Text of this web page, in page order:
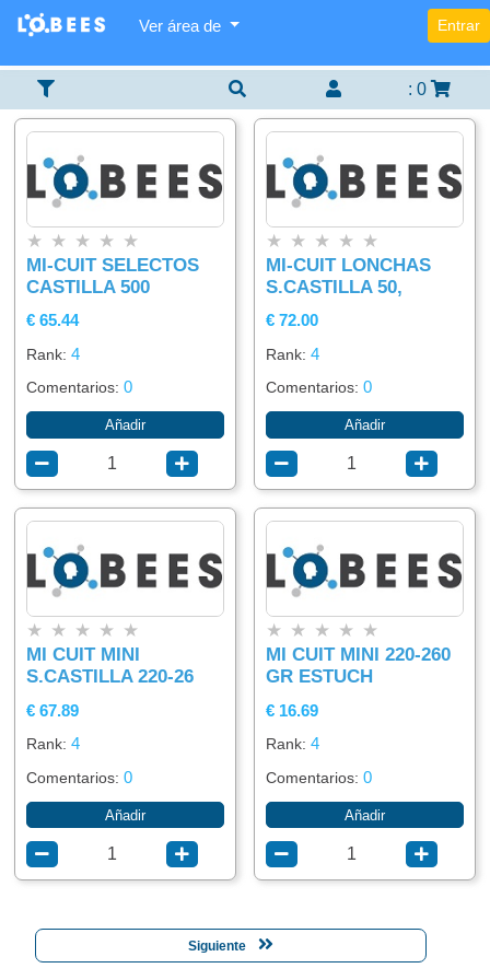
Ver área de Entrar
:0
Categorías
×
Alimentación
Lista
Items
×
Agregar
item
Buscador
×
★ ★ ★ ★ ★
MI-CUIT SELECTOS
CASTILLA 500
€ 65.44
Rank:4
Comentarios:0
Añadir
★ ★ ★ ★ ★
MI-CUIT LONCHAS
S.CASTILLA 50,
€ 72.00
Rank:4
Comentarios:0
Añadir
★ ★ ★ ★ ★
MI CUIT MINI
S.CASTILLA 220-26
€ 67.89
Rank:4
Comentarios:0
Añadir
★ ★ ★ ★ ★
MI CUIT MINI 220-260
GR ESTUCH
€ 16.69
Rank:4
Comentarios:0
Añadir
Siguiente